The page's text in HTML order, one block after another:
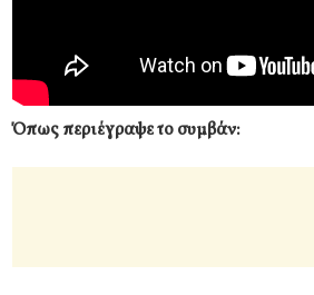
Όπως περιέγραψε το συμβάν: